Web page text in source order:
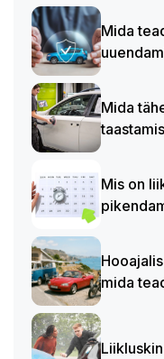
Mida
Mida
Mis on
mida